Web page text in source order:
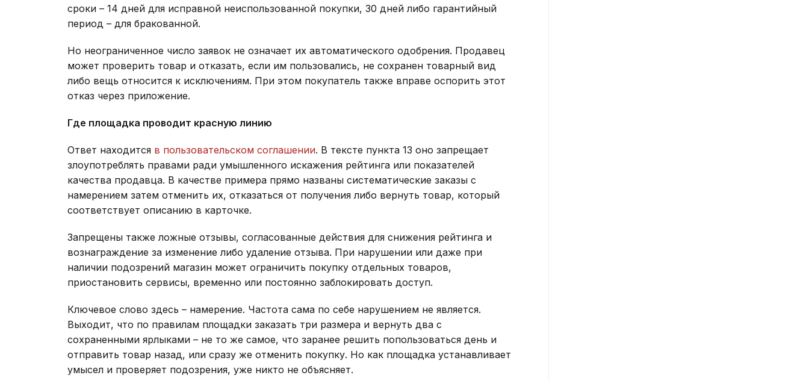
сроки – 14 дней для исправной неиспользованной покупки, 30 дней либо гарантийный
период – для бракованной.
Но неограниченное число заявок не означает их автоматического одобрения. Продавец
может проверить товар и отказать, если им пользовались, не сохранен товарный вид
либо вещь относится к исключениям. При этом покупатель также вправе оспорить этот
отказ через приложение.
Где площадка проводит красную линию
Ответ находится в пользовательском соглашении. В тексте пункта 13 оно запрещает
злоупотреблять правами ради умышленного искажения рейтинга или показателей
качества продавца. В качестве примера прямо названы систематические заказы с
намерением затем отменить их, отказаться от получения либо вернуть товар, который
соответствует описанию в карточке.
Запрещены также ложные отзывы, согласованные действия для снижения рейтинга и
вознаграждение за изменение либо удаление отзыва. При нарушении или даже при
наличии подозрений магазин может ограничить покупку отдельных товаров,
приостановить сервисы, временно или постоянно заблокировать доступ.
Ключевое слово здесь – намерение. Частота сама по себе нарушением не является.
Выходит, что по правилам площадки заказать три размера и вернуть два с
сохраненными ярлыками – не то же самое, что заранее решить попользоваться день и
отправить товар назад, или сразу же отменить покупку. Но как площадка устанавливает
умысел и проверяет подозрения, уже никто не объясняет.